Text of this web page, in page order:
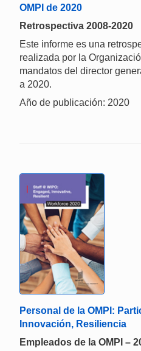
OMPI de 2020
Retrospectiva 2008-2020
Este informe es una
realizada por la
mandatos del director
a 2020.
Año de publicación: 2020
Personal de la OMPI:
Innovación, Resiliencia
Empleados de la OMPI –